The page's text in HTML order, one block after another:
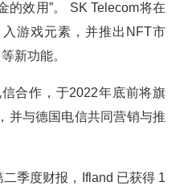
的效用”。 SK Telecom将在
游戏元素，并推出NFT市
新功能。
合作，于2022年底前将旗
并与德国电信共同营销与推
季度财报，Ifland 已获得 1